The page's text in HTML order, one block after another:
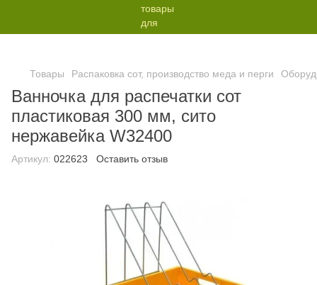
Товары Распаковка сот, производство меда и перги
Ванночка для распечатки сот
пластиковая 300 мм, сито
нержавейка W32400
Артикул: 022623 Оставить отзыв